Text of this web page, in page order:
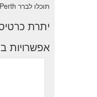
תוכלו לברר Direct Pet Supplies Perth יתרת הכרטיסים על ידי דלפק /דלפק התמיכה של חנות .
יתרת
אפשרויות